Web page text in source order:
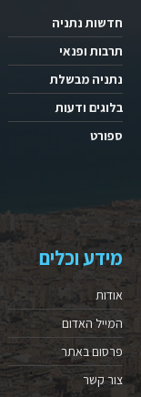
חדשות נתניה
תרבות ופנאי
נתניה מבשלת
בלוגים ודעות
ספורט
מידע וכלים
אודות
המייל האדום
פרסום באתר
צור קשר